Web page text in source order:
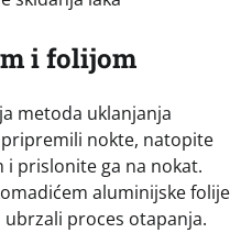
i folijom
metoda uklanjanja
nokte, natopite
prislonite ga na nokat.
aluminijske folije
proces otapanja.